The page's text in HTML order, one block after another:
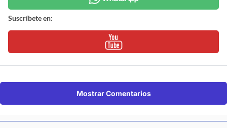
Suscríbete en:
Mostrar Comentarios